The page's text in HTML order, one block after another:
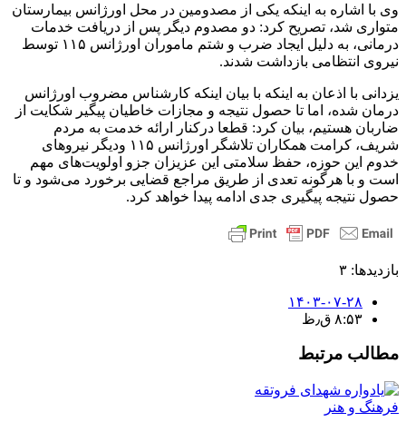
وی با اشاره به اینکه یکی از مصدومین در محل اورژانس بیمارستان
متواری شد، تصریح کرد: دو مصدوم دیگر پس از دریافت خدمات
درمانی، به دلیل ایجاد ضرب و شتم ماموران اورژانس ۱۱۵ توسط
نیروی انتظامی بازداشت شدند.
یزدانی با اذعان به اینکه با بیان اینکه کارشناس مضروب اورژانس
درمان شده، اما تا حصول نتیجه و مجازات خاطیان پیگیر شکایت از
ضاربان هستیم، بیان کرد: قطعا درکنار ارائه خدمت به مردم
شریف، کرامت همکاران تلاشگر اورژانس ۱۱۵ ودیگر نیروهای
خدوم این حوزه، حفظ سلامتی این عزیزان جزو اولویت‌های مهم
است و با هرگونه تعدی از طریق مراجع قضایی برخورد می‌شود و تا
حصول نتیجه پیگیری جدی ادامه پیدا خواهد کرد.
بازدیدها: ۳
۱۴۰۳-۰۷-۲۸
۸:۵۳ ق٫ظ
مطالب مرتبط
فرهنگ و هنر